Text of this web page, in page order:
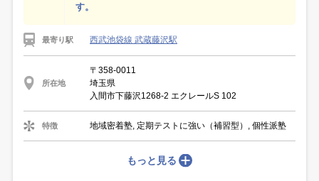
す。
最寄り駅 西武池袋線 武蔵藤沢駅
所在地
〒358-0011
埼玉県
入間市下藤沢1268-2 エクレールS 102
特徴 地域密着塾, 定期テストに強い（補習型）, 個性派塾
もっと見る